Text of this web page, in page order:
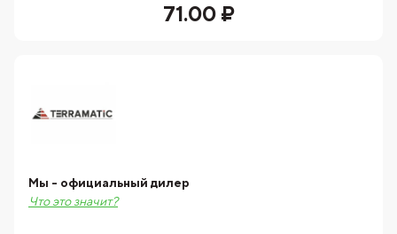
71.00 ₽
Мы - официальный дилер
Что это значит?